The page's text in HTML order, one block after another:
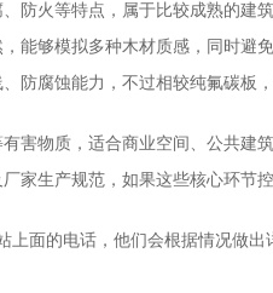
防火等特点，属于比较成熟的建
能够模拟多种木材质感，同时避
防腐蚀能力，不过相较纯氟碳板
害物质，适合商业空间、公共建
家生产规范，如果这些核心环节
面的电话，他们会根据情况做出